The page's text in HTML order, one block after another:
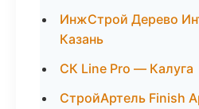
ИнжСтрой Дерево
Казань
СК Line Pro — Калуга
СтройАртель Finish